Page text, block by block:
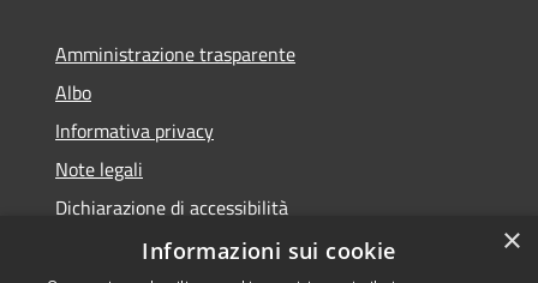
Amministrazione trasparente
Albo
Informativa privacy
Note legali
Dichiarazione di accessibilità
Piano di miglioramento
×
Informazioni sui cookie